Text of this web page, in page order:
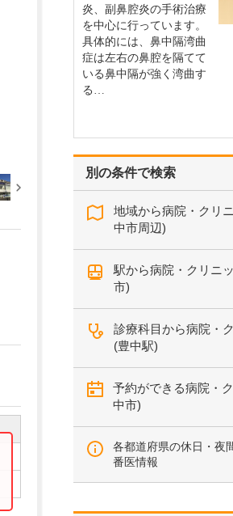
別の条件で検索
地域から病院・クリ
中市周辺)
駅から病院・クリニ
市)
診療科目から病院・
(豊中駅)
予約ができる病院・
中市)
各都道府県の休日・夜
番医情報
炎、副鼻腔炎の手術治療
を中心に行っています。
具体的には、鼻中隔湾曲
症は左右の鼻腔を隔てて
いる鼻中隔が強く湾曲す
る…